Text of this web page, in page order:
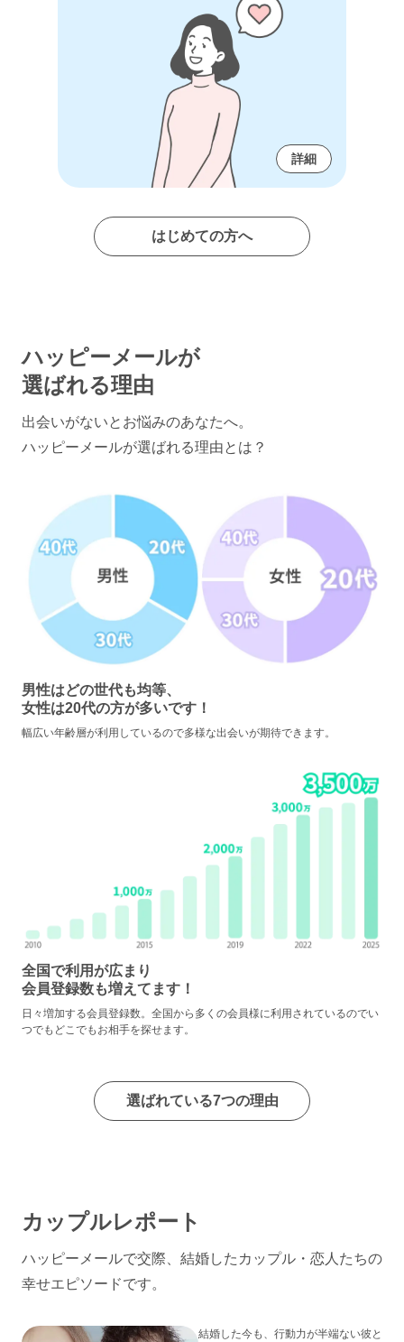
詳細
はじめての方へ
ハッピーメールが
選ばれる理由
出会いがないとお悩みのあなたへ。
ハッピーメールが選ばれる理由とは？
男性はどの世代も均等、
女性は20代の方が多いです！
幅広い年齢層が利用しているので多様な出会いが期待できます。
全国で利用が広まり
会員登録数も増えてます！
日々増加する会員登録数。全国から多くの会員様に利用されているのでい
つでもどこでもお相手を探せます。
選ばれている7つの理由
カップルレポート
ハッピーメールで交際、結婚したカップル・恋人たちの
幸せエピソードです。
結婚した今も、行動力が半端ない彼と